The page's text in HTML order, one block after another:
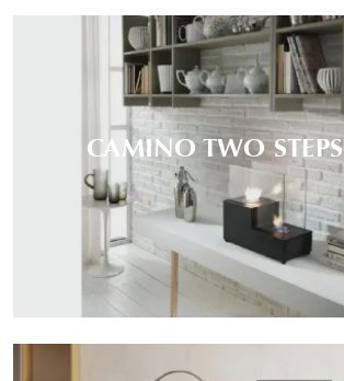
CAMINO TWO STEPS